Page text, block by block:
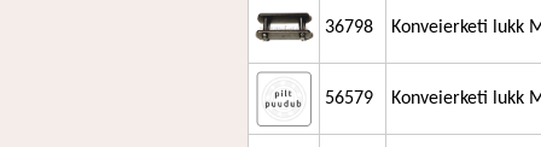
36798 Konveierketi lukk
56579 Konveierketi lukk